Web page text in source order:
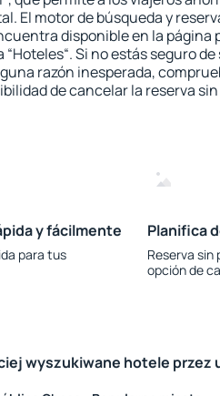
El motor de búsqueda y
disponible en la página
Si no estás seguro
razón inesperada,
de cancelar la reserva
y fácilmente
para tus
Planifica
Reserva sin
opción de
wyszukiwane hotele przez